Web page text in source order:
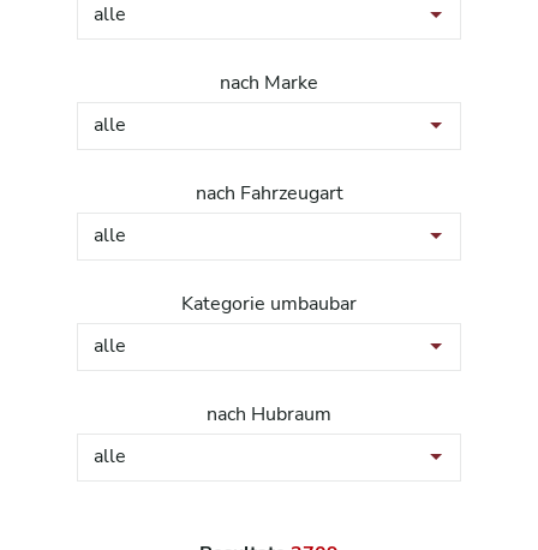
alle
nach Marke
alle
nach Fahrzeugart
alle
Kategorie umbaubar
alle
nach Hubraum
alle